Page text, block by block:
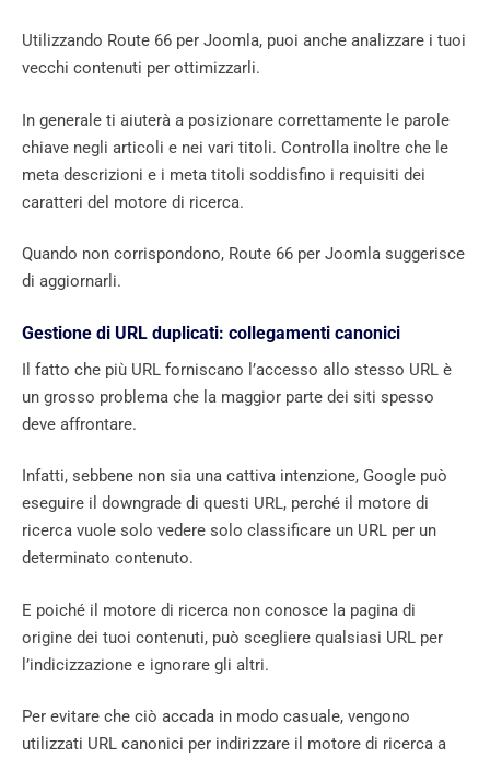
Utilizzando Route 66 per Joomla, puoi anche analizzare i tuoi
vecchi contenuti per ottimizzarli.
In generale ti aiuterà a posizionare correttamente le parole
chiave negli articoli e nei vari titoli. Controlla inoltre che le
meta descrizioni e i meta titoli soddisfino i requisiti dei
caratteri del motore di ricerca.
Quando non corrispondono, Route 66 per Joomla suggerisce
di aggiornarli.
Gestione di URL duplicati: collegamenti canonici
Il fatto che più URL forniscano l’accesso allo stesso URL è
un grosso problema che la maggior parte dei siti spesso
deve affrontare.
Infatti, sebbene non sia una cattiva intenzione, Google può
eseguire il downgrade di questi URL, perché il motore di
ricerca vuole solo vedere solo classificare un URL per un
determinato contenuto.
E poiché il motore di ricerca non conosce la pagina di
origine dei tuoi contenuti, può scegliere qualsiasi URL per
l’indicizzazione e ignorare gli altri.
Per evitare che ciò accada in modo casuale, vengono
utilizzati URL canonici per indirizzare il motore di ricerca a